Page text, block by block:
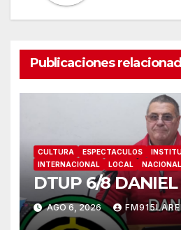
Publicaciones
CULTURA ESPECTACULOS
INTERNACIONAL
LOCAL NACIONAL
DTUP 6/8 DANIEL
AGO 6, 2026